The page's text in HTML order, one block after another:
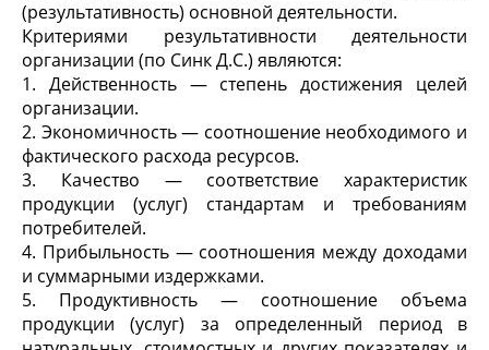
(результативность) основной деятельности.
Критериями результативности деятельности
организации (по Синк Д.С.) являются:
1. Действенность — степень достижения целей
организации.
2. Экономичность — соотношение необходимого и
фактического расхода ресурсов.
3. Качество — соответствие характеристик
продукции (услуг) стандартам и требованиям
потребителей.
4. Прибыльность — соотношения между доходами
и суммарными издержками.
5. Продуктивность — соотношение объема
продукции (услуг) за определенный период в